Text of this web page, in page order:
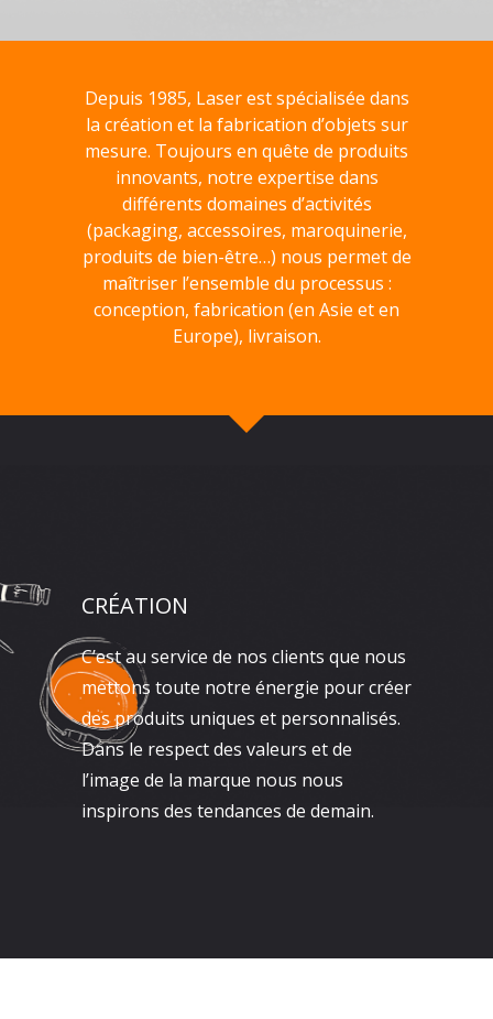
Depuis 1985, Laser est spécialisée dans
la création et la fabrication d’objets sur
mesure. Toujours en quête de produits
innovants, notre expertise dans
différents domaines d’activités
(packaging, accessoires, maroquinerie,
produits de bien-être…) nous permet de
maîtriser l’ensemble du processus :
conception, fabrication (en Asie et en
Europe), livraison.
CRÉATION
C’est au service de nos clients que nous
mettons toute notre énergie pour créer
des produits uniques et personnalisés.
Dans le respect des valeurs et de
l’image de la marque nous nous
inspirons des tendances de demain.